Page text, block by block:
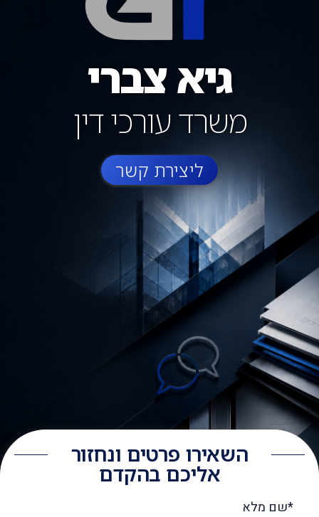
גיא צברי
משרד עורכי דין
ליצירת קשר
השאירו פרטים ונחזור
אליכם בהקדם